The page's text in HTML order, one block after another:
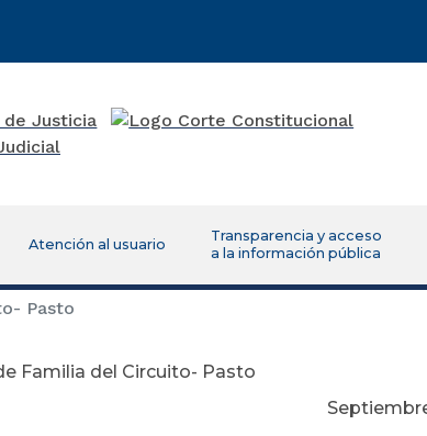
Atención al usuario
Transparencia y acceso
a la información pública
Pasto
Familia del Circuito- Pasto
19 del